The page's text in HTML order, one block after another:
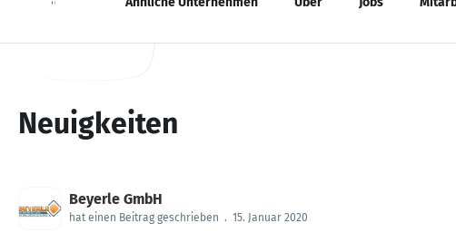
Neuigkeiten
Beyerle GmbH
hat einen Beitrag geschrieben . 15. Januar 2020